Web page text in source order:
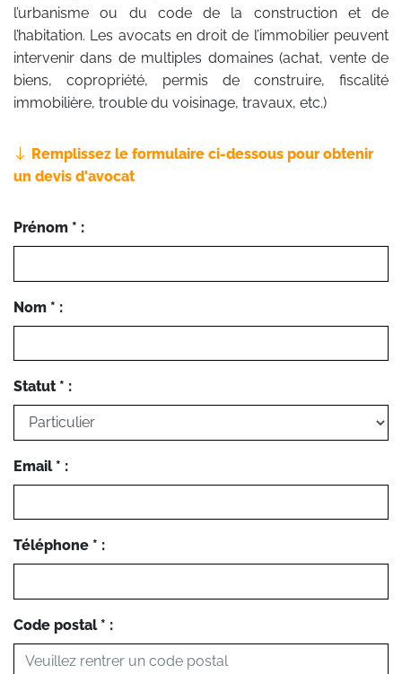
l’urbanisme ou du code de la construction et de
l’habitation. Les avocats en droit de l’immobilier peuvent
intervenir dans de multiples domaines (achat, vente de
biens, copropriété, permis de construire, fiscalité
immobilière, trouble du voisinage, travaux, etc.)
Remplissez le formulaire ci-dessous pour obtenir
un devis d'avocat
Prénom * :
Nom * :
Statut * :
Email * :
Téléphone * :
Code postal * :